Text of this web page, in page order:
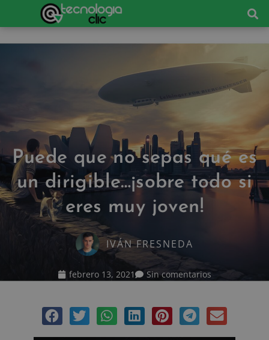
Puede que no sepas qué es
un dirigible…¡sobre todo si
eres muy joven!
IVÁN FRESNEDA
febrero 13, 2021 Sin comentarios